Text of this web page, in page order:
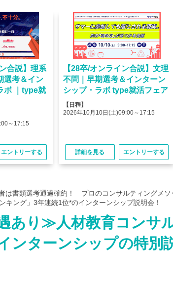
合説】理系
選考＆イン
ボ ｜type就
～17:15
エントリーする
【28卒/オンライン合説】文理
不問｜早期選考＆インターン
シップ・ラボ type就活フェア
【日程】
2026年10月10日(土)09:00～17:15
詳細を見る エントリーする
書類選考通過確約！ プロのコンサルティングメソ
キング」3年連続1位*のインターンシップ説明会！
あり≫人材教育コンサ
ンターンシップの特別